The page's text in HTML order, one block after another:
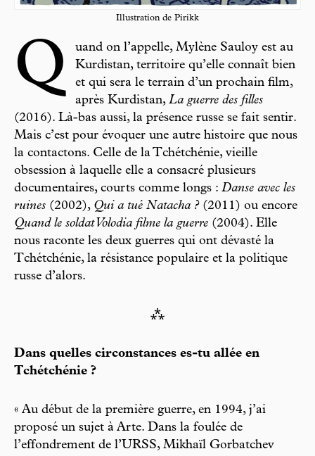
Illustration de Pirikk
Q
uand on l’appelle, Mylène Sauloy est au
Kurdistan, territoire qu’elle connaît bien
et qui sera le terrain d’un prochain film,
après Kurdistan, La guerre des filles
(2016). Là-bas aussi, la présence russe se fait sentir.
Mais c’est pour évoquer une autre histoire que nous
la contactons. Celle de la Tchétchénie, vieille
obsession à laquelle elle a consacré plusieurs
documentaires, courts comme longs : Danse avec les
ruines (2002), Qui a tué Natacha ?(2011) ou encore
Quand le soldat Volodia filme la guerre (2004). Elle
nous raconte les deux guerres qui ont dévasté la
Tchétchénie, la résistance populaire et la politique
russe d’alors.
⁂
Dans quelles circonstances es-tu allée en
Tchétchénie ?
« Au début de la première guerre, en 1994, j’ai
proposé un sujet à Arte. Dans la foulée de
l’effondrement de l’URSS, Mikhaïl Gorbatchev